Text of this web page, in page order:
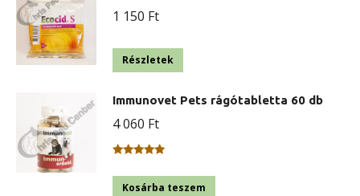
1 150 Ft
Részletek
Immunovet Pets rágótabletta 60 db
4 060 Ft
5.00/ 5
Kosárba teszem